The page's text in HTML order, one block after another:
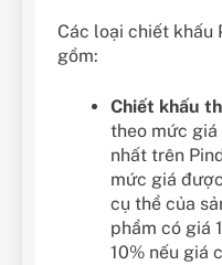
Các loại chiết khấu
gồm:
Chiết khấu
theo mức
nhất trên
mức giá
cụ thể của
phẩm có giá
10% nếu giá